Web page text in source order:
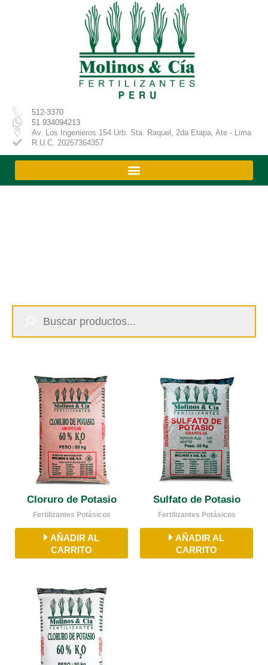
512-3370
51 934094213
Av. Los Ingenieros 154 Urb. Sta. Raquel, 2da Etapa, Ate - Lima
R.U.C. 20257364357
productos
Cloruro de Potasio
Fertilizantes Potásicos
AÑADIR AL
CARRITO
Sulfato de Potasio
Fertilizantes Potásicos
AÑADIR AL
CARRITO